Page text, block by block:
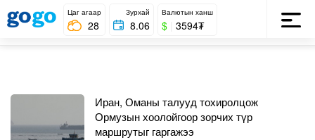
Цаг агаар
28
Зурхай
8.06
Валютын ханш
$ 3594₮
НҮҮР
Иран, Оманы талууд тохиролцож
Ормузын хоолойгоор зорчих түр
маршрутыг гаргажээ